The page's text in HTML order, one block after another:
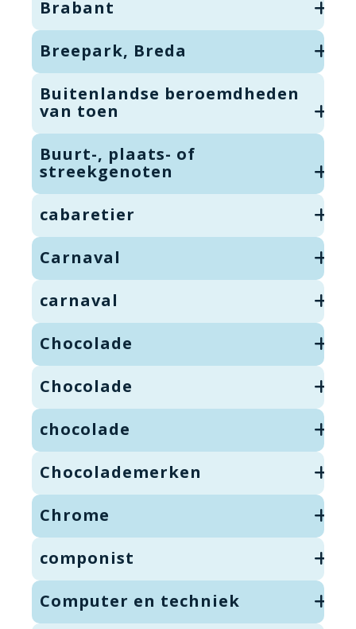
Brabant
Breepark, Breda
Buitenlandse beroemdheden
van toen
Buurt-, plaats- of
streekgenoten
cabaretier
Carnaval
carnaval
Chocolade
Chocolade
chocolade
Chocolademerken
Chrome
componist
Computer en techniek